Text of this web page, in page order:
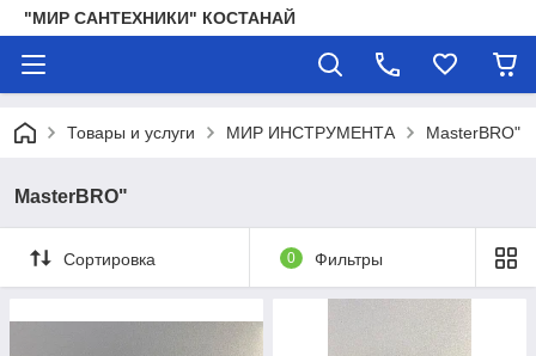
"МИР САНТЕХНИКИ" КОСТАНАЙ
Товары и услуги МИР ИНСТРУМЕНТА MasterBRO"
MasterBRO"
Сортировка 0 Фильтры